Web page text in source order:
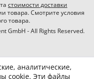
стоимости доставки
товара. Смотрите условия
товара.
GmbH - All Rights Reserved.
аналитические,
cookie. Эти файлы